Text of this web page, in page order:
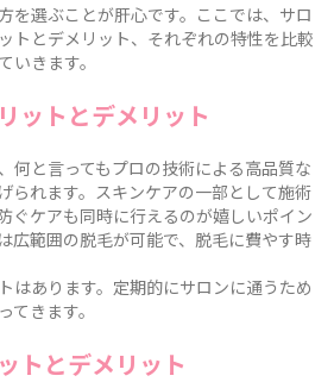
を選ぶことが肝心です。ここでは、サロ
トとデメリット、それぞれの特性を比較
いきます。
ットとデメリット
何と言ってもプロの技術による高品質な
られます。スキンケアの一部として施術
ぐケアも同時に行えるのが嬉しいポイン
広範囲の脱毛が可能で、脱毛に費やす時
はあります。定期的にサロンに通うため
きます。
トとデメリット